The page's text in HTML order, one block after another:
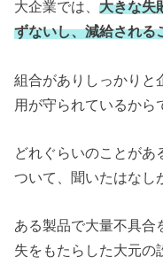
大企業では、大きな失
ずないし、減給される
組合がありしっかりと
用が守られているから
どれぐらいのことがあ
ついて、聞いたはなし
ある製品で大量不具合
失をもたらした大元の